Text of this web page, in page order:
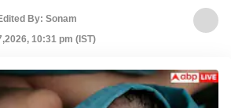
By: Sonam
10:31 pm (IST)